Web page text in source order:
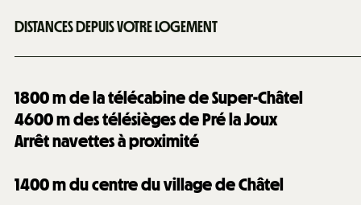
DISTANCES DEPUIS VOTRE LOGEMENT
1800m de la télécabine de Super-Châtel
4600m des télésièges de Pré la Joux
Arrêt navettes à proximité
1400m du centre du village de Châtel